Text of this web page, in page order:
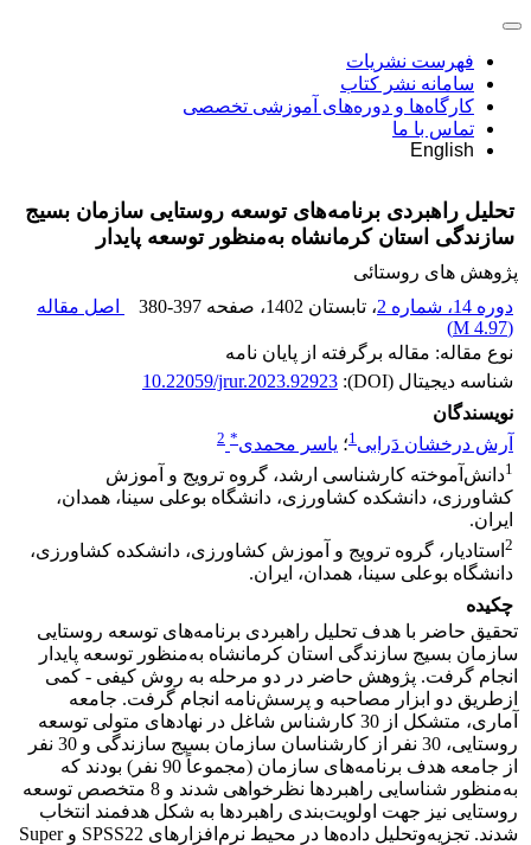
فهرست نشریات
سامانه نشر کتاب
کارگاه‌ها و دوره‌های آموزشی تخصصی
تماس با ما
English
تحلیل راهبردی برنامه‌های توسعه روستایی سازمان بسیج
سازندگی استان کرمانشاه به‌منظور توسعه پایدار
پژوهش های روستائی
دوره 14، شماره 2
، تابستان 1402 ، صفحه 380-397
اصل مقاله
(
4.97 M
)
نوع مقاله: مقاله برگرفته از پایان نامه
شناسه دیجیتال (DOI):
10.22059/jrur.2023.92923
نویسندگان
آرش درخشان دَرابی1؛ یاسر محمدی*
2
1دانش‌آموخته کارشناسی ارشد، گروه ترویج و آموزش
کشاورزی، دانشکده کشاورزی، دانشگاه بوعلی سینا، همدان،
ایران.
2 استادیار، گروه ترویج و آموزش کشاورزی، دانشکده کشاورزی،
دانشگاه بوعلی سینا، همدان، ایران.
چکیده
تحقیق حاضر با هدف تحلیل راهبردی برنامه‌های توسعه روستایی
سازمان بسیج سازندگی استان کرمانشاه به‌منظور توسعه پایدار
انجام گرفت. پژوهش حاضر در دو مرحله به روش کیفی - کمی
ازطریق دو ابزار مصاحبه و پرسش‌نامه انجام گرفت. جامعه
آماری، متشکل از 30 کارشناس شاغل در نهادهای متولی توسعه
روستایی، 30 نفر از کارشناسان سازمان بسیج سازندگی و 30 نفر
از جامعه هدف برنامه‌های سازمان (مجموعاً 90 نفر) بودند که
به‌منظور شناسایی راهبردها نظرخواهی شدند و 8 متخصص توسعه
روستایی نیز جهت اولویت‌بندی راهبردها به شکل هدفمند انتخاب
شدند. تجزیه‌وتحلیل داده‌ها در محیط نرم‌افزارهای SPSS22 و Super